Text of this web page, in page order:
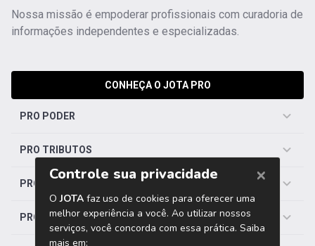
Nossa missão é empoderar profissionais com curadoria de
informações independentes e especializadas.
CONHEÇA O JOTA PRO
PRO PODER
PRO TRIBUTOS
PRO TRABALHISTA
PRO SAÚDE